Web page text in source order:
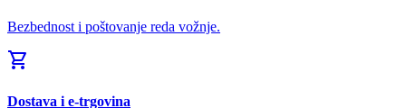
Bezbednost i poštovanje reda vožnje.
shopping_cart
Dostava i e-trgovina